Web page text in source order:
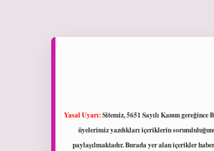
Yasal Uyarı:Sitemiz, 5651 Sayılı Kanun
üyelerimiz yazdıkları içeriklerin
paylaşılmaktadır. Burada yer alan içerikler